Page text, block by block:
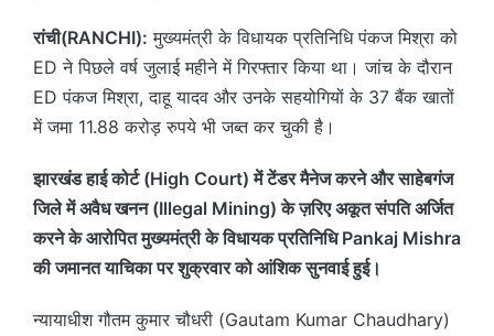
रांची(RANCHI): मुख्यमंत्री के विधायक प्रतिनिधि पंकज मिश्रा को
ED ने पिछले वर्ष जुलाई महीने में गिरफ्तार किया था। जांच के दौरान
ED पंकज मिश्रा, दाहू यादव और उनके सहयोगियों के 37 बैंक खातों
में जमा 11.88 करोड़ रुपये भी जब्त कर चुकी है।
झारखंड हाई कोर्ट (High Court) में टेंडर मैनेज करने और साहेबगंज
जिले में अवैध खनन (Illegal Mining) के ज़रिए अकूत संपति अर्जित
करने के आरोपित मुख्यमंत्री के विधायक प्रतिनिधि Pankaj Mishra
की जमानत याचिका पर शुक्रवार को आंशिक सुनवाई हुई।
न्यायाधीश गौतम कुमार चौधरी (Gautam Kumar Chaudhary)